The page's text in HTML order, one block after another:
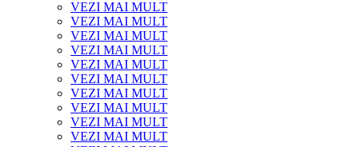
VEZI MAI MULT
VEZI MAI MULT
VEZI MAI MULT
VEZI MAI MULT
VEZI MAI MULT
VEZI MAI MULT
VEZI MAI MULT
VEZI MAI MULT
VEZI MAI MULT
VEZI MAI MULT